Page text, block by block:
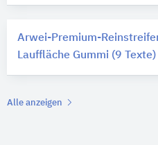
Arwei-Premium-
Lauffläche Gummi (9 Texte)
Alle anzeigen